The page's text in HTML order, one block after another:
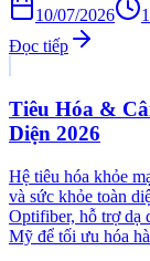
10/07/2026 1
Đọc tiếp
Tiêu Hóa &
Diện 2026
Hệ tiêu hóa khỏe
và sức khỏe toàn
Optifiber, hỗ trợ dạ
Mỹ để tối ưu hóa